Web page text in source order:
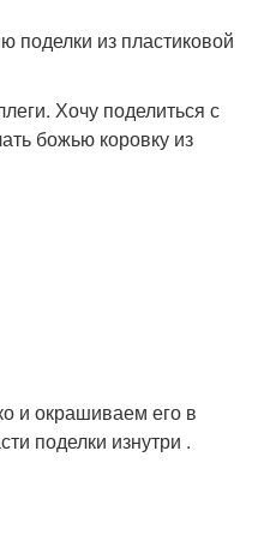
поделки из пластиковой
Хочу поделиться с
божью коровку из
и окрашиваем его в
поделки изнутри .